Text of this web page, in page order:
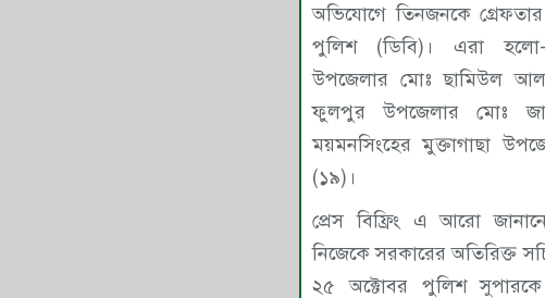
অভিযোগে তিনজনকে
পুলিশ (ডিবি)। এরা হলো-
উপজেলার মোঃ ছামিউল
ফুলপুর উপজেলার মোঃ
ময়মনসিংহের মুক্তাগাছা
(১৯)।
প্রেস বিফ্রিং এ আরো
নিজেকে সরকারের অতিরিক্ত
২৫ অক্টোবর পুলিশ